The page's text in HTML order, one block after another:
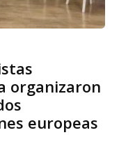
organizaron
europeas